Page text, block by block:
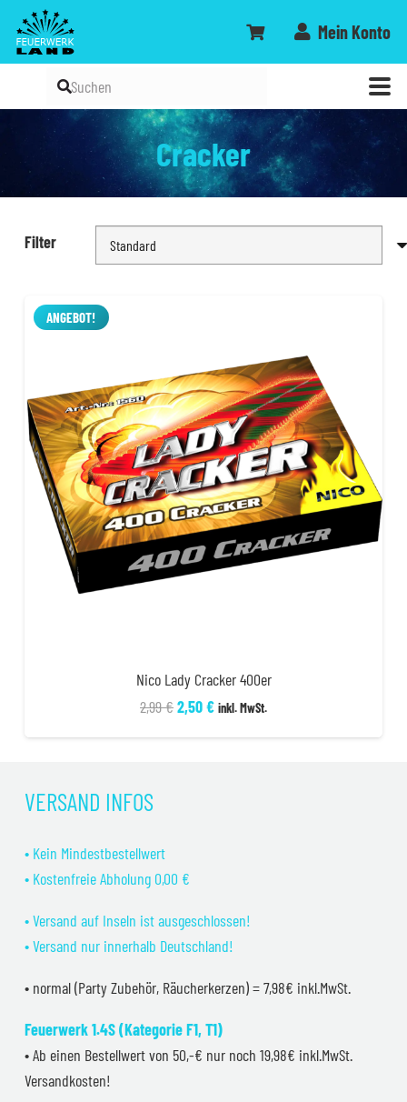
Mein Konto
Cracker
Filter
ANGEBOT!
Nico Lady Cracker 400er
2,99€Ursprünglicher
2,50€Aktueller
inkl. MwSt.
VERSAND INFOS
• Kein Mindestbestellwert
• Kostenfreie Abholung 0,00 €
• Versand auf Inseln ist ausgeschlossen!
• Versand nur innerhalb Deutschland!
• normal (Party Zubehör, Räucherkerzen) = 7,98€ inkl.MwSt.
Feuerwerk 1.4S (Kategorie F1, T1)
• Ab einen Bestellwert von 50,-€ nur noch 19,98€ inkl.MwSt.
Versandkosten!